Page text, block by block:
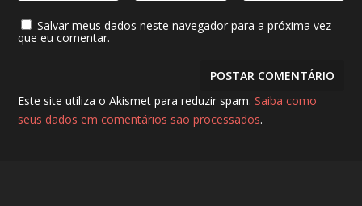
Salvar meus dados neste navegador para a próxima vez
que eu comentar.
Este site utiliza o Akismet para reduzir spam.Saiba como
seus dados em comentários são processados.